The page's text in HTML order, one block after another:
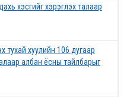
хэсгийг хэрэглэх талаар
тухай хуулийн 106 дугаар
албан ёсны тайлбарыг